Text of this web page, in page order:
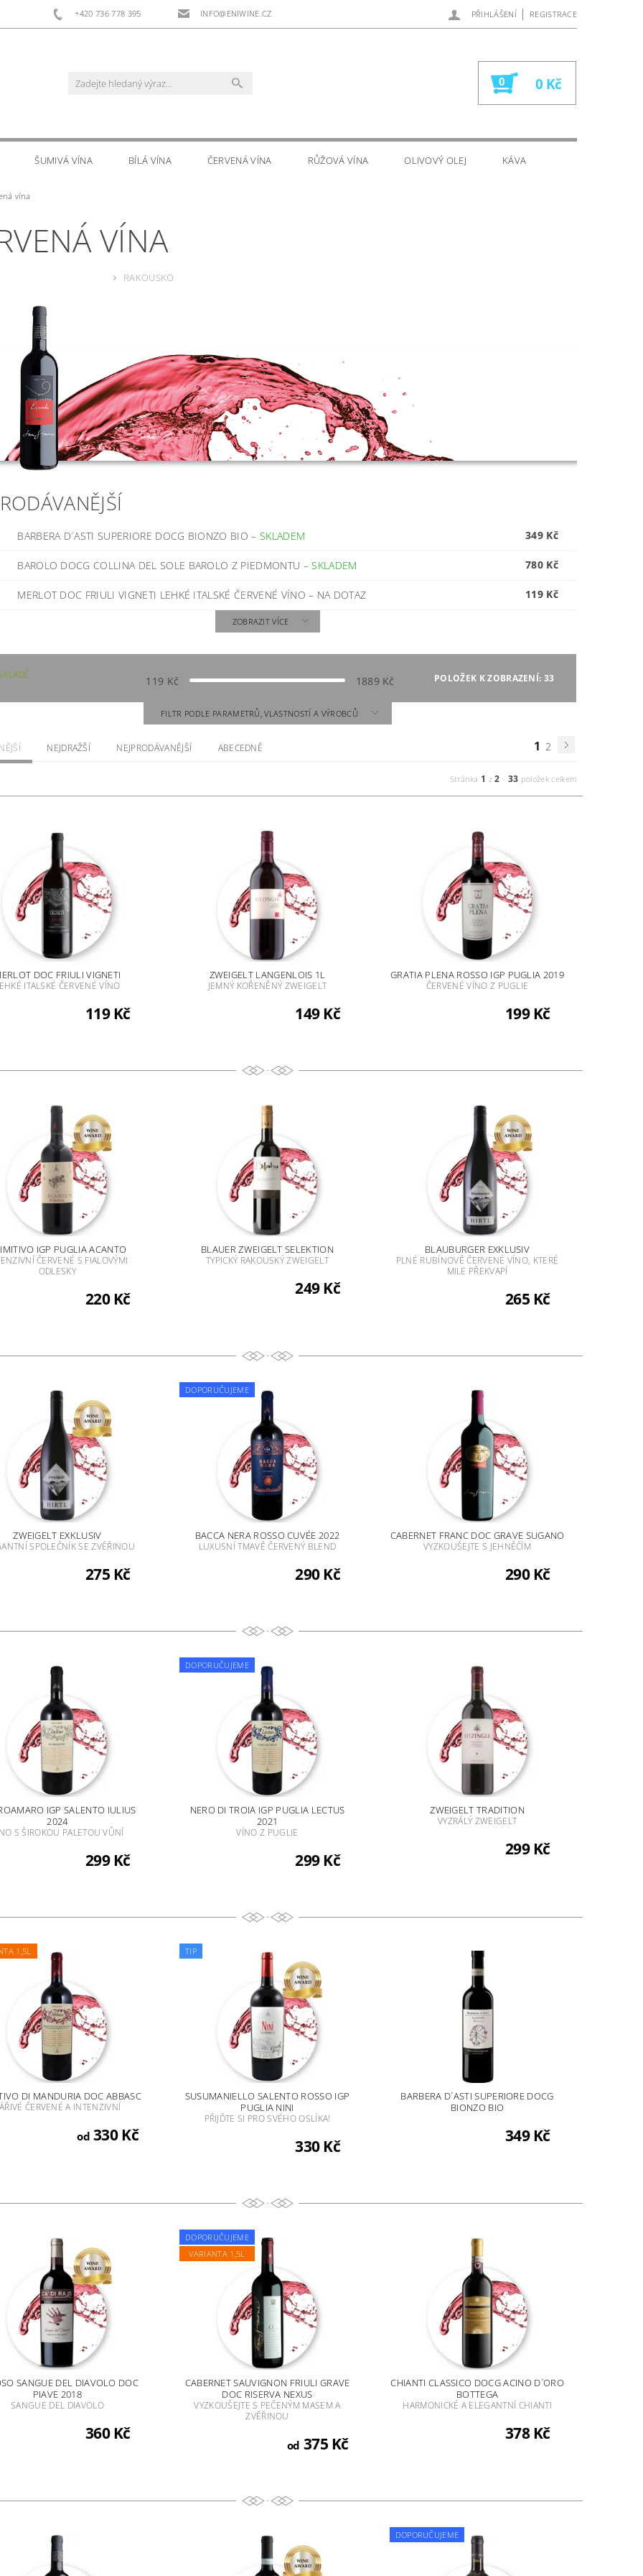
+420 736 778 395 INFO@ENIWINE.CZ PŘIHLÁŠENÍ | REGISTRACE
0 0 Kč
ŠUMIVÁ VÍNA BÍLÁ VÍNA ČERVENÁ VÍNA RŮŽOVÁ VÍNA OLIVOVÝ OLEJ KÁVA
vína
VÍNA
RAKOUSKO
BARBERA D´ASTI SUPERIORE DOCG BIONZO BIO– SKLADEM 349 Kč
BAROLO DOCG COLLINA DEL SOLE BAROLO Z PIEDMONTU – SKLADEM 780 Kč
MERLOT DOC FRIULI VIGNETI LEHKÉ ITALSKÉ ČERVENÉ VÍNO– NA DOTAZ 119 Kč
ZOBRAZIT VÍCE
119 Kč 1889 Kč POLOŽEK K ZOBRAZENÍ: 33
FILTR PODLE PARAMETRŮ, VLASTNOSTÍ A VÝROBCŮ
NEJDRAŽŠÍ NEJPRODÁVANĚJŠÍ ABECEDNĚ 1 2
Stránka 1 z2 - 33 položek celkem
DOC FRIULI VIGNETI
ITALSKÉ ČERVENÉ VÍNO
119 Kč
ZWEIGELT LANGENLOIS 1L
JEMNÝ KOŘENĚNÝ ZWEIGELT
149 Kč
GRATIA PLENA ROSSO IGP PUGLIA 2019
ČERVENÉ VÍNO Z PUGLIE
199 Kč
IGP PUGLIA ACANTO
ČERVENÉ S FIALOVÝMI
ODLESKY
220 Kč
BLAUER ZWEIGELT SELEKTION
TYPICKÝ RAKOUSKÝ ZWEIGELT
249 Kč
BLAUBURGER EXKLUSIV
PLNÉ RUBÍNOVĚ ČERVENÉ VÍNO, KTERÉ
MILE PŘEKVAPÍ
265 Kč
ZWEIGELT EXKLUSIV
SPOLEČNÍK SE ZVĚŘINOU
275 Kč
DOPORUČUJEME
BACCA NERA ROSSO CUVÉE 2022
LUXUSNÍ TMAVĚ ČERVENÝ BLEND
290 Kč
CABERNET FRANC DOC GRAVE SUGANO
VYZKOUŠEJTE S JEHNĚČÍM
290 Kč
IGP SALENTO IULIUS
2024
S ŠIROKOU PALETOU VŮNÍ
299 Kč
DOPORUČUJEME
NERO DI TROIA IGP PUGLIA LECTUS
2021
VÍNO Z PUGLIE
299 Kč
ZWEIGELT TRADITION
VYZRÁLÝ ZWEIGELT
299 Kč
1,5L
DI MANDURIA DOC ABBASC
ČERVENÉ A INTENZIVNÍ
od 330 Kč
TIP
SUSUMANIELLO SALENTO ROSSO IGP
PUGLIA NINI
PŘIJĎTE SI PRO SVÉHO OSLÍKA!
330 Kč
BARBERA D´ASTI SUPERIORE DOCG
BIONZO BIO
349 Kč
SANGUE DEL DIAVOLO DOC
PIAVE 2018
SANGUE DEL DIAVOLO
360 Kč
DOPORUČUJEME
VARIANTA 1,5L
CABERNET SAUVIGNON FRIULI GRAVE
DOC RISERVA NEXUS
VYZKOUŠEJTE S PEČENÝM MASEM A
ZVĚŘINOU
od 375 Kč
CHIANTI CLASSICO DOCG ACINO D´ORO
BOTTEGA
HARMONICKÉ A ELEGANTNÍ CHIANTI
378 Kč
DOPORUČUJEME